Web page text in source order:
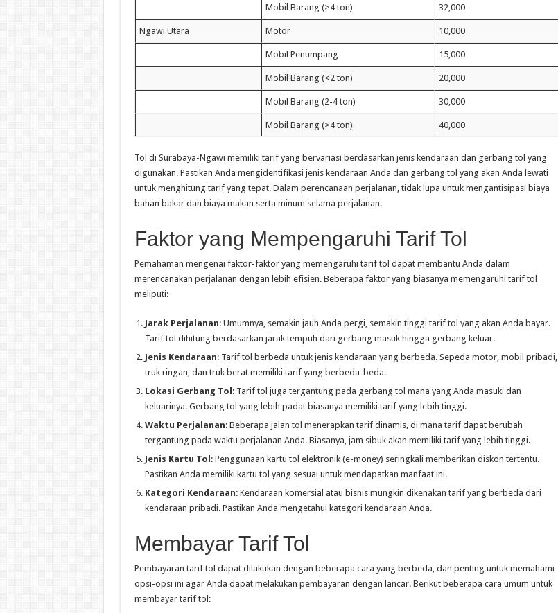
Mobil Barang (>4 ton) 32,000
Ngawi Utara Motor 10,000
Mobil Penumpang 15,000
Mobil Barang (<2 ton) 20,000
Mobil Barang (2-4 ton) 30,000
Mobil Barang (>4 ton) 40,000
Tol di Surabaya-Ngawi memiliki tarif yang bervariasi berdasarkan jenis kendaraan dan gerbang tol yang
digunakan. Pastikan Anda mengidentifikasi jenis kendaraan Anda dan gerbang tol yang akan Anda lewati
untuk menghitung tarif yang tepat. Dalam perencanaan perjalanan, tidak lupa untuk mengantisipasi biaya
bahan bakar dan biaya makan serta minum selama perjalanan.
Faktor yang Mempengaruhi Tarif Tol
Pemahaman mengenai faktor-faktor yang memengaruhi tarif tol dapat membantu Anda dalam
merencanakan perjalanan dengan lebih efisien. Beberapa faktor yang biasanya memengaruhi tarif tol
meliputi:
Jarak Perjalanan: Umumnya, semakin jauh Anda pergi, semakin tinggi tarif tol yang akan Anda bayar.
Tarif tol dihitung berdasarkan jarak tempuh dari gerbang masuk hingga gerbang keluar.
Jenis Kendaraan: Tarif tol berbeda untuk jenis kendaraan yang berbeda. Sepeda motor, mobil pribadi,
truk ringan, dan truk berat memiliki tarif yang berbeda-beda.
Lokasi Gerbang Tol : Tarif tol juga tergantung pada gerbang tol mana yang Anda masuki dan
keluarinya. Gerbang tol yang lebih padat biasanya memiliki tarif yang lebih tinggi.
Waktu Perjalanan: Beberapa jalan tol menerapkan tarif dinamis, di mana tarif dapat berubah
tergantung pada waktu perjalanan Anda. Biasanya, jam sibuk akan memiliki tarif yang lebih tinggi.
Jenis Kartu Tol : Penggunaan kartu tol elektronik (e-money) seringkali memberikan diskon tertentu.
Pastikan Anda memiliki kartu tol yang sesuai untuk mendapatkan manfaat ini.
Kategori Kendaraan: Kendaraan komersial atau bisnis mungkin dikenakan tarif yang berbeda dari
kendaraan pribadi. Pastikan Anda mengetahui kategori kendaraan Anda.
Membayar Tarif Tol
Pembayaran tarif tol dapat dilakukan dengan beberapa cara yang berbeda, dan penting untuk memahami
opsi-opsi ini agar Anda dapat melakukan pembayaran dengan lancar. Berikut beberapa cara umum untuk
membayar tarif tol: